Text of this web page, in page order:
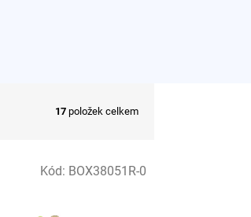
17 položek celkem
Kód: BOX38051R-0